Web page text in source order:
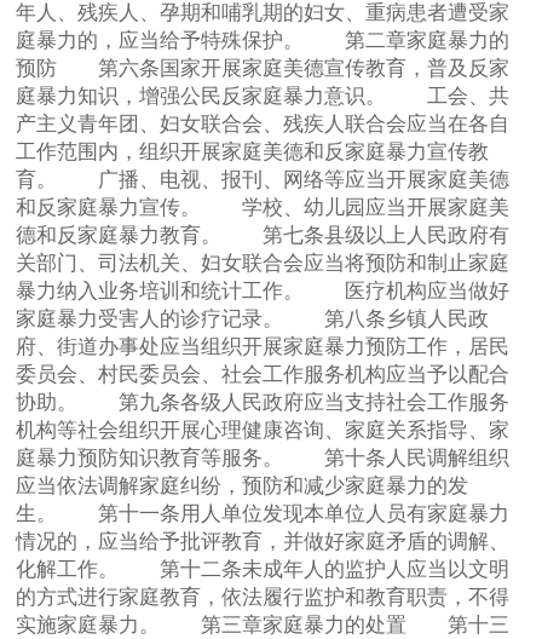
年人、残疾人、孕期和哺乳期的妇女、重病患者遭受家
庭暴力的，应当给予特殊保护。 第二章家庭暴力的
预防 第六条国家开展家庭美德宣传教育，普及反家
庭暴力知识，增强公民反家庭暴力意识。 工会、共
产主义青年团、妇女联合会、残疾人联合会应当在各自
工作范围内，组织开展家庭美德和反家庭暴力宣传教
育。 广播、电视、报刊、网络等应当开展家庭美德
和反家庭暴力宣传。 学校、幼儿园应当开展家庭美
德和反家庭暴力教育。 第七条县级以上人民政府有
关部门、司法机关、妇女联合会应当将预防和制止家庭
暴力纳入业务培训和统计工作。 医疗机构应当做好
家庭暴力受害人的诊疗记录。 第八条乡镇人民政
府、街道办事处应当组织开展家庭暴力预防工作，居民
委员会、村民委员会、社会工作服务机构应当予以配合
协助。 第九条各级人民政府应当支持社会工作服务
机构等社会组织开展心理健康咨询、家庭关系指导、家
庭暴力预防知识教育等服务。 第十条人民调解组织
应当依法调解家庭纠纷，预防和减少家庭暴力的发
生。 第十一条用人单位发现本单位人员有家庭暴力
情况的，应当给予批评教育，并做好家庭矛盾的调解、
化解工作。 第十二条未成年人的监护人应当以文明
的方式进行家庭教育，依法履行监护和教育职责，不得
实施家庭暴力。 第三章家庭暴力的处置 第十三